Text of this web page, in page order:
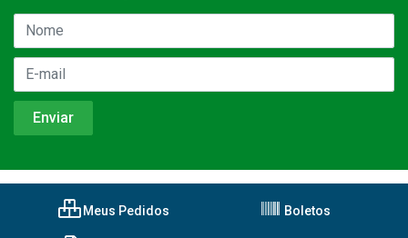
Meus Pedidos Boletos